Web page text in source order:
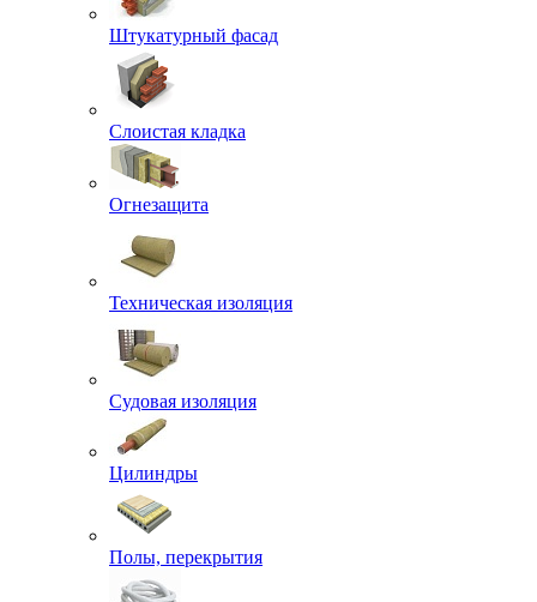
Штукатурный фасад
Слоистая кладка
Огнезащита
Техническая изоляция
Судовая изоляция
Цилиндры
Полы, перекрытия